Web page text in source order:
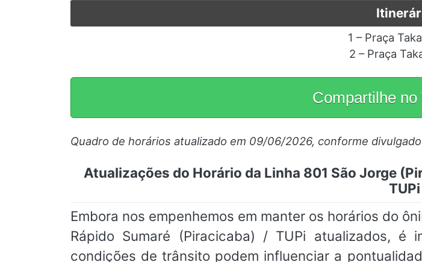
1 – Praça
2 – Praça
Compartilhe no
Quadro de horários atualizado em 09/06/2026, conforme
Atualizações do Horário da Linha 801 São Jorge
TUPi
Embora nos empenhemos em manter os horários do
Rápido Sumaré (Piracicaba) / TUPi atualizados,
condições de trânsito podem influenciar a